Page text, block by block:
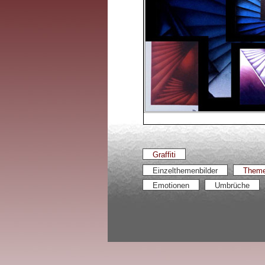
Graffiti
Einzelthemenbilder
Emotionen
Umbrüche